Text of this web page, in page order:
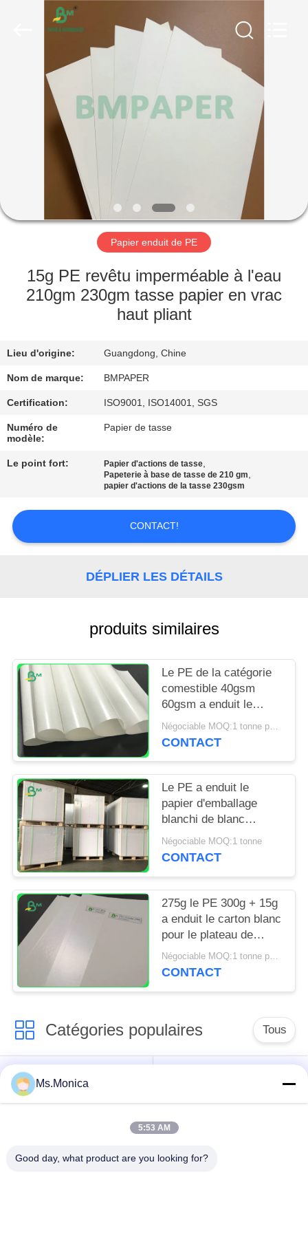
MAISON
PRODUITS
DE
NOUS
VISITE
D'USINE
DE
QUALITÉ
CONTACTEZ-
NOUS
NOUVELLES
CAS
PRIVACY
POLICY
Papier enduit de PE
15g PE revêtu imperméable à l'eau
210gm 230gm tasse papier en vrac
haut pliant
Lieu d'origine: Guangdong, Chine
Nom de marque: BMPAPER
Certification: ISO9001, ISO14001, SGS
Numéro de
modèle:
Papier de tasse
Le point fort: Papier d'actions de tasse,
Papeterie à base de tasse de 210 gm,
papier d'actions de la tasse 230gsm
CONTACT!
DÉPLIER LES DÉTAILS
produits similaires
Le PE de la catégorie
comestible 40gsm
60gsm a enduit le
papier pour les bâtons
de cannelle de
Négociable MOQ:1 tonne pour la taille spéciale et 10 tonnes pour la taille standard
CONTACT
Le PE a enduit le
papier d'emballage
blanchi de blanc
120gsm + 10g pour
envelopper des
Négociable MOQ:1 tonne
CONTACT
275g le PE 300g + 15g
a enduit le carton blanc
pour le plateau de
nourriture 70 * 100cm
sulfurisés
Négociable MOQ:1 tonne pour la taille commune et 10 tonnes pour la taille spéciale
CONTACT
Catégories populaires Tous
papier d'emballage
blanc
d'emballage
Ms.Monica
5:53 AM
Good day, what product are you looking for?